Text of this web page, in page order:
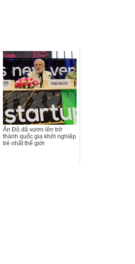
Ấn Độ đã vươn lên trở
thành quốc gia khởi nghiệp
trẻ nhất thế giới